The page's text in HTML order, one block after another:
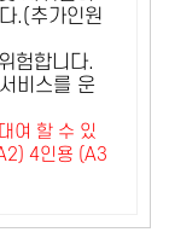
.(추가인원
험합니다.
비스를 운
여 할 수 있
4인용 (A3